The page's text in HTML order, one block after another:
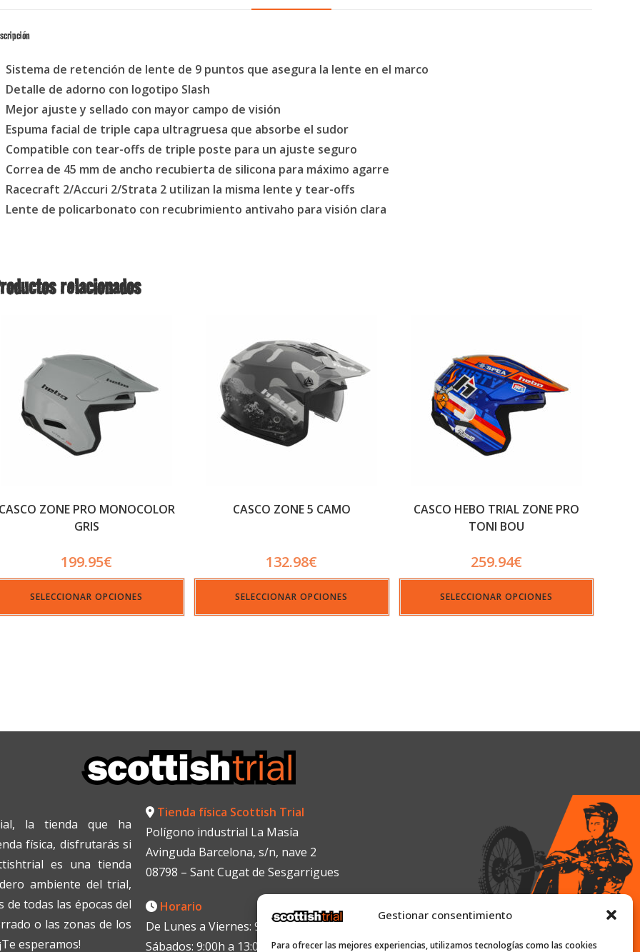
Gestionar consentimiento
Para ofrecer las mejores experiencias, utilizamos tecnologías como las cookies
Sistema de retención de lente de 9 puntos que asegura la lente en el marco
Detalle de adorno con logotipo Slash
Mejor ajuste y sellado con mayor campo de visión
Espuma facial de triple capa ultragruesa que absorbe el sudor
Compatible con tear-offs de triple poste para un ajuste seguro
Correa de 45 mm de ancho recubierta de silicona para máximo agarre
Racecraft 2/Accuri 2/Strata 2 utilizan la misma lente y tear-offs
Lente de policarbonato con recubrimiento antivaho para visión clara
relacionados
CASCO ZONE PRO MONOCOLOR
GRIS
199.95€
SELECCIONAR OPCIONES
CASCO ZONE 5 CAMO
132.98€
SELECCIONAR OPCIONES
CASCO HEBO TRIAL ZONE PRO
TONI BOU
259.94€
SELECCIONAR OPCIONES
la tienda que ha
física, disfrutarás si
es una tienda
ambiente del trial,
todas las épocas del
o las zonas de los
esperamos!
Tienda física Scottish Trial
Polígono industrial La Masía
Avinguda Barcelona, s/n, nave 2
08798 – Sant Cugat de Sesgarrigues
Horario
De Lunes a Viernes: 9:00h a 13:00h y de 16:00h a 19:30h
Sábados: 9:00h a 13:00h